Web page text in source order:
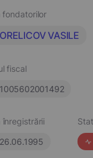
fondatorilor
ORELICOV VASILE
fiscal
1005602001492
înregistrării
26.06.1995